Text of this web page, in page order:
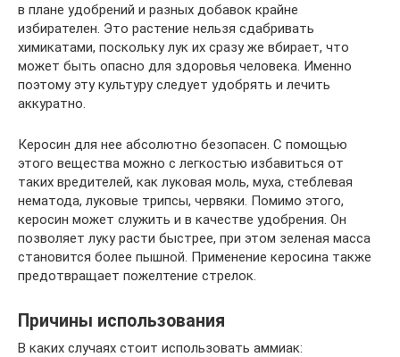
в плане удобрений и разных добавок крайне
избирателен. Это растение нельзя сдабривать
химикатами, поскольку лук их сразу же вбирает, что
может быть опасно для здоровья человека. Именно
поэтому эту культуру следует удобрять и лечить
аккуратно.
Керосин для нее абсолютно безопасен. С помощью
этого вещества можно с легкостью избавиться от
таких вредителей, как луковая моль, муха, стеблевая
нематода, луковые трипсы, червяки. Помимо этого,
керосин может служить и в качестве удобрения. Он
позволяет луку расти быстрее, при этом зеленая масса
становится более пышной. Применение керосина также
предотвращает пожелтение стрелок.
Причины использования
В каких случаях стоит использовать аммиак: